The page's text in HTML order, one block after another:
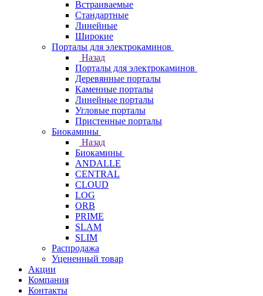
Встраиваемые
Стандартные
Линейные
Широкие
Порталы для электрокаминов
Назад
Порталы для электрокаминов
Деревянные порталы
Каменные порталы
Линейные порталы
Угловые порталы
Пристенные порталы
Биокамины
Назад
Биокамины
ANDALLE
CENTRAL
CLOUD
LOG
ORB
PRIME
SLAM
SLIM
Распродажа
Уцененный товар
Акции
Компания
Контакты